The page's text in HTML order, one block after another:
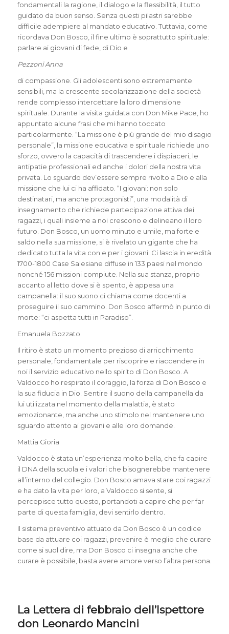
fondamentali la ragione, il dialogo e la flessibilità, il tutto
guidato da buon senso. Senza questi pilastri sarebbe
difficile adempiere al mandato educativo. Tuttavia, come
ricordava Don Bosco, il fine ultimo è soprattutto spirituale:
parlare ai giovani di fede, di Dio e
Pezzoni Anna
di compassione. Gli adolescenti sono estremamente
sensibili, ma la crescente secolarizzazione della società
rende complesso intercettare la loro dimensione
spirituale. Durante la visita guidata con Don Mike Pace, ho
appuntato alcune frasi che mi hanno toccato
particolarmente. “La missione è più grande del mio disagio
personale”, la missione educativa e spirituale richiede uno
sforzo, ovvero la capacità di trascendere i dispiaceri, le
antipatie professionali ed anche i dolori della nostra vita
privata. Lo sguardo dev’essere sempre rivolto a Dio e alla
missione che lui ci ha affidato. “I giovani: non solo
destinatari, ma anche protagonisti”, una modalità di
insegnamento che richiede partecipazione attiva dei
ragazzi, i quali insieme a noi crescono e delineano il loro
futuro. Don Bosco, un uomo minuto e umile, ma forte e
saldo nella sua missione, si è rivelato un gigante che ha
dedicato tutta la vita con e per i giovani. Ci lascia in eredità
1700-1800 Case Salesiane diffuse in 133 paesi nel mondo
nonché 156 missioni compiute. Nella sua stanza, proprio
accanto al letto dove si è spento, è appesa una
campanella: il suo suono ci chiama come docenti a
proseguire il suo cammino. Don Bosco affermò in punto di
morte: “ci aspetta tutti in Paradiso”.
Emanuela Bozzato
Il ritiro è stato un momento prezioso di arricchimento
personale, fondamentale per riscoprire e riaccendere in
noi il servizio educativo nello spirito di Don Bosco. A
Valdocco ho respirato il coraggio, la forza di Don Bosco e
la sua fiducia in Dio. Sentire il suono della campanella da
lui utilizzata nel momento della malattia, è stato
emozionante, ma anche uno stimolo nel mantenere uno
sguardo attento ai giovani e alle loro domande.
Mattia Gioria
Valdocco è stata un’esperienza molto bella, che fa capire
il DNA della scuola e i valori che bisognerebbe mantenere
all’interno del collegio. Don Bosco amava stare coi ragazzi
e ha dato la vita per loro, a Valdocco si sente, si
percepisce tutto questo, portandoti a capire che per far
parte di questa famiglia, devi sentirlo dentro.
Il sistema preventivo attuato da Don Bosco è un codice
base da attuare coi ragazzi, prevenire è meglio che curare
come si suol dire, ma Don Bosco ci insegna anche che
curare è possibile, basta avere amore verso l’altra persona.
La Lettera di febbraio dell’Ispettore
don Leonardo Mancini